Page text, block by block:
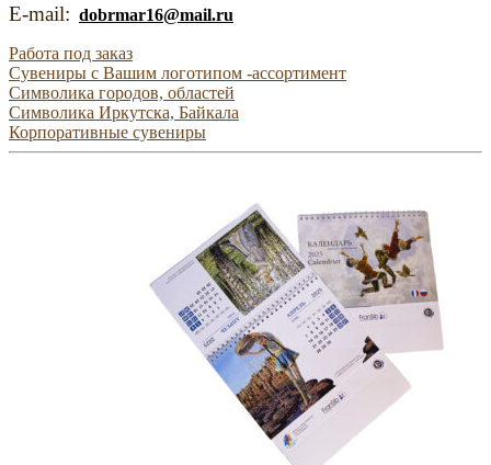
E-mail: dobrmar16@mail.ru
Работа под заказ
Сувениры с Вашим логотипом -ассортимент
Символика городов, областей
Символика Иркутска, Байкала
Корпоративные сувениры